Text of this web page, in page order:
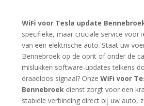
WiFi voor Tesla update
specifieke, maar cruciale service voor
van een elektrische auto. Staat uw
Bennebroek op de oprit of onder de
mislukken software-updates telkens
draadloos signaal? Onze WiFi voor
Bennebroekdienst zorgt voor een
stabiele verbinding direct bij uw auto,